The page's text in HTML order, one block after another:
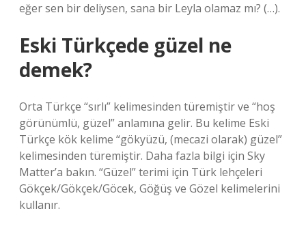
eğer sen bir deliysen, sana bir Leyla olamaz mı? (…).
Eski Türkçede güzel ne
demek?
Orta Türkçe “sırlı” kelimesinden türemiştir ve “hoş
görünümlü, güzel” anlamına gelir. Bu kelime Eski
Türkçe kök kelime “gökyüzü, (mecazi olarak) güzel”
kelimesinden türemiştir. Daha fazla bilgi için Sky
Matter’a bakın. “Güzel” terimi için Türk lehçeleri
Gökçek/Gökçek/Göcek, Göğüş ve Gözel kelimelerini
kullanır.